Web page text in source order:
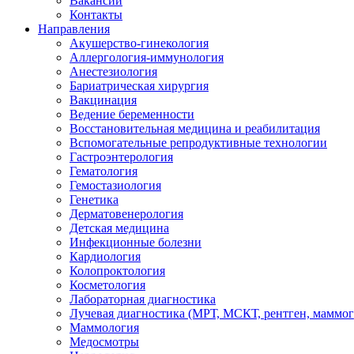
Контакты
Направления
Акушерство-гинекология
Аллергология-иммунология
Анестезиология
Бариатрическая хирургия
Вакцинация
Ведение беременности
Восстановительная медицина и реабилитация
Вспомогательные репродуктивные технологии
Гастроэнтерология
Гематология
Гемостазиология
Генетика
Дерматовенерология
Детская медицина
Инфекционные болезни
Кардиология
Колопроктология
Косметология
Лабораторная диагностика
Лучевая диагностика (МРТ, МСКТ, рентген,
Маммология
Медосмотры